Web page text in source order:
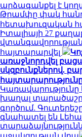
արձագանքել է
Թրամփը փակ
հետախուզական
Իտալիայի 27
հայտարարվել
առաջնորդվել
սկզբունքներով.
խաղալ
գործում.
գնահատել են